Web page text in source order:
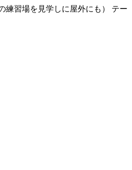
練習場を見学しに屋外にも） テー